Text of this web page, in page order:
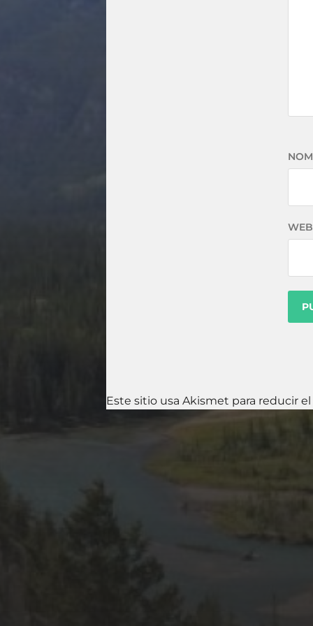
WEB
Este sitio usa Akismet para reducir